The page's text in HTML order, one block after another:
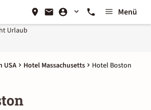
Menü
Urlaub
USA Hotel Massachusetts Hotel Boston